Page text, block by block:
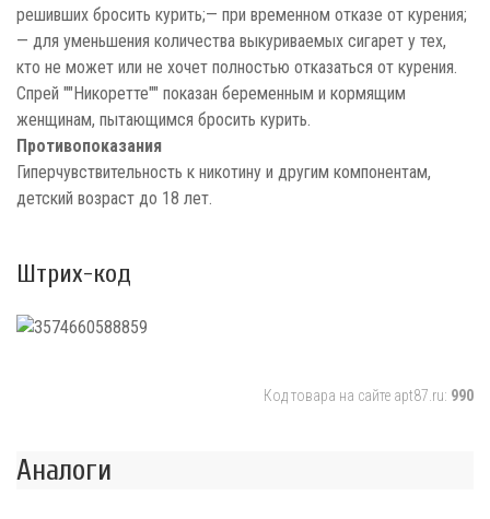
решивших бросить курить;— при временном отказе от курения;
— для уменьшения количества выкуриваемых сигарет у тех,
кто не может или не хочет полностью отказаться от курения.
Спрей ""Никоретте"" показан беременным и кормящим
женщинам, пытающимся бросить курить.
Противопоказания
Гиперчувствительность к никотину и другим компонентам,
детский возраст до 18 лет.
Штрих-код
Код товара на сайте apt87.ru: 990
Аналоги